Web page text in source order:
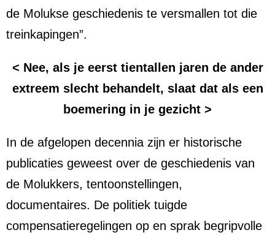
de Molukse geschiedenis te versmallen tot die
treinkapingen”.
< Nee, als je eerst tientallen jaren de ander
extreem slecht behandelt, slaat dat als een
boemering in je gezicht >
In de afgelopen decennia zijn er historische
publicaties geweest over de geschiedenis van
de Molukkers, tentoonstellingen,
documentaires. De politiek tuigde
compensatieregelingen op en sprak begripvolle